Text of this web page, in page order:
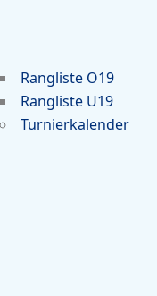
Rangliste O19
Rangliste U19
Turnierkalender